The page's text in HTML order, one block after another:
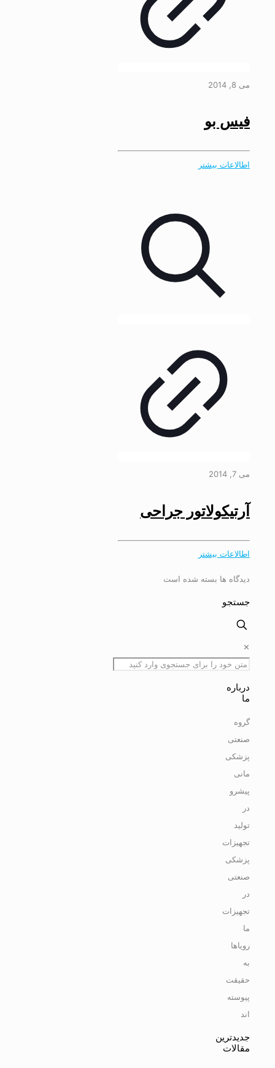
می 8, 2014
فیس بو
اطالاعات بیشتر
می 7, 2014
آرتیکولاتور جراحی
اطالاعات بیشتر
دیدگاه ها بسته شده است
جستجو
✕
درباره
ما
گروه
صنعتی
پزشکی
مانی
پیشرو
در
تولید
تجهیزات
پزشکی
صنعتی
در
تجهیزات
ما
رویاها
به
حقیقت
پیوسته
اند
جدیدترین
مقالات